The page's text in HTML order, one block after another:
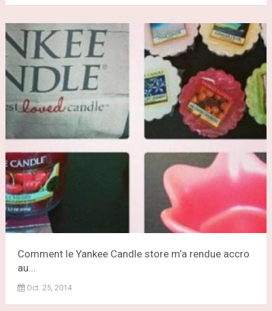
Comment le Yankee Candle store m’a rendue accro
au...
Oct. 25, 2014